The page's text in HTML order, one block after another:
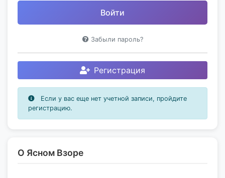
Забыли пароль?
Регистрация
Если у вас еще нет учетной записи, пройдите
регистрацию.
О Ясном Взоре